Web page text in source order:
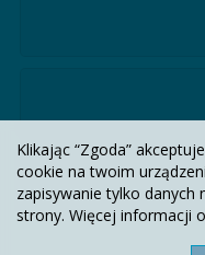
Klikając “Zgoda”
cookie na twoim
zapisywanie tylko danych
strony. Więcej informacji